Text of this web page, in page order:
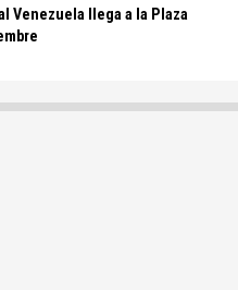
Venezuela llega a la Plaza